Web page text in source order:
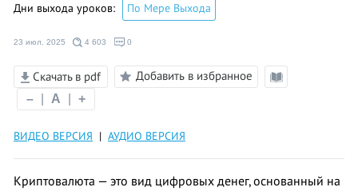
Дни выхода уроков: По Мере Выхода
23 июл. 2025 4 603 0
Скачать в pdf
Добавить в избранное
– A +
ВИДЕО ВЕРСИЯ | АУДИО ВЕРСИЯ
Криптовалюта — это вид цифровых денег, основанный на